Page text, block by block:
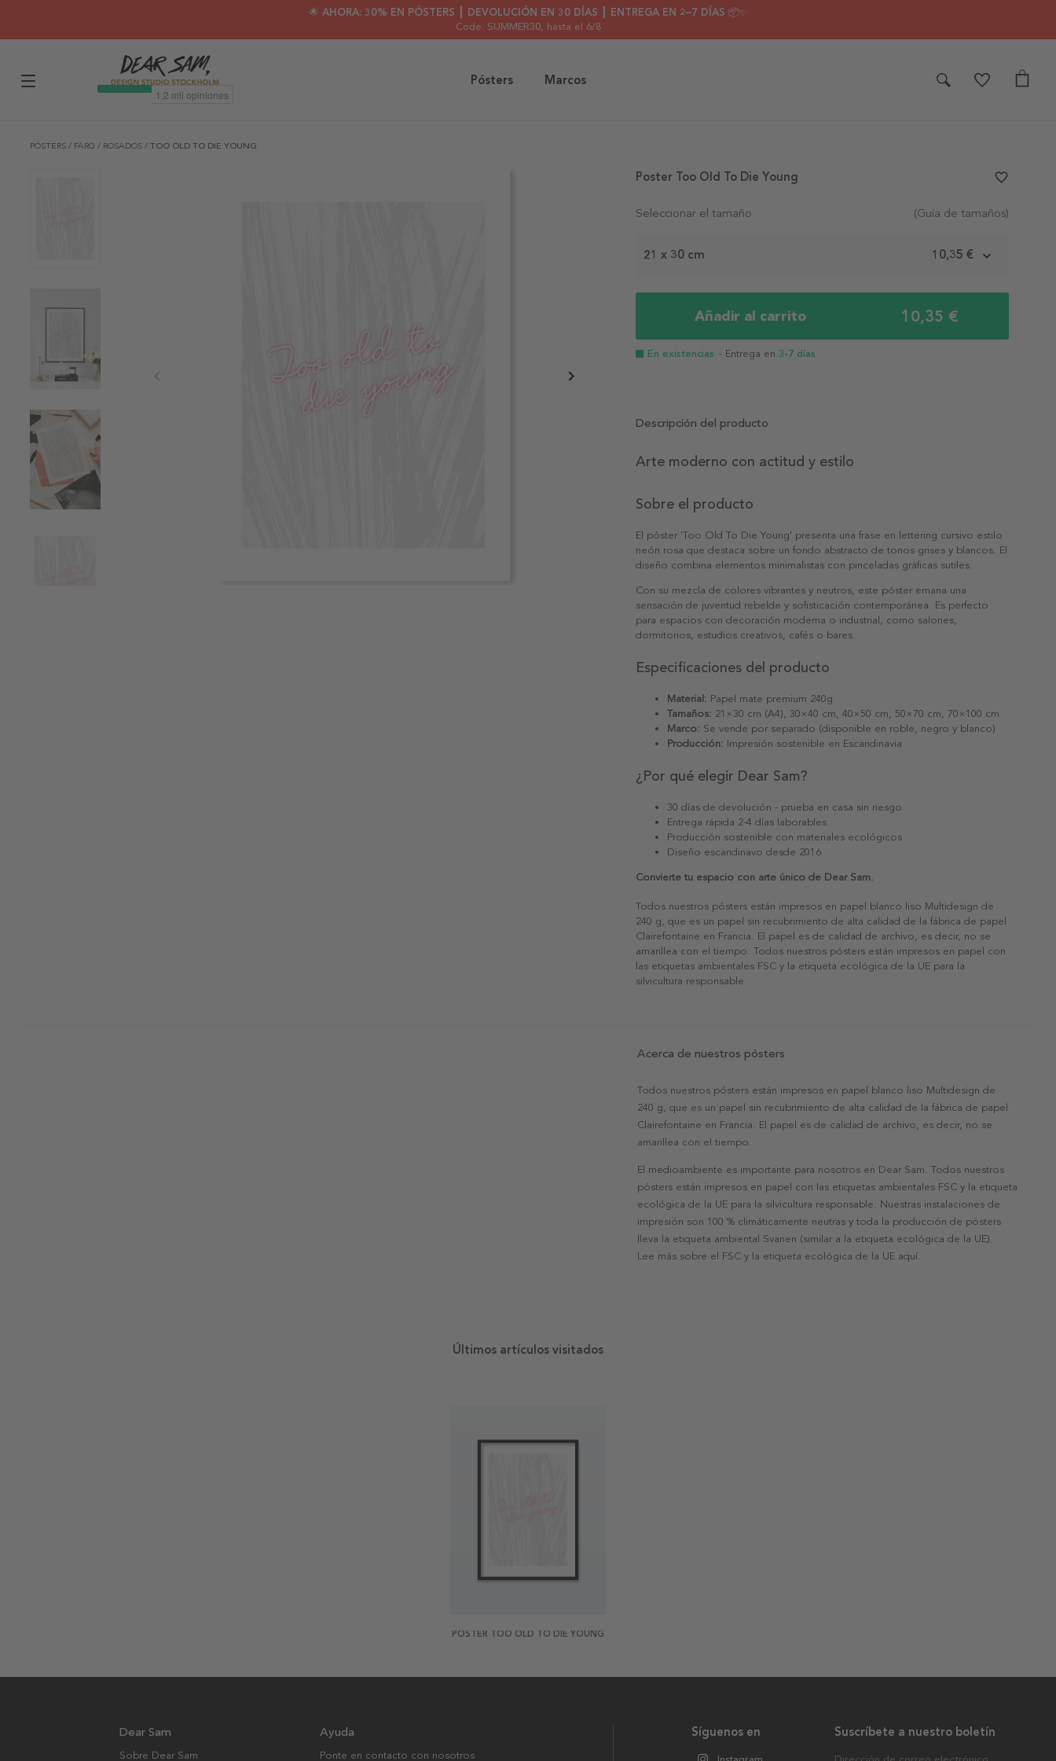
🌟 AHORA: 30% EN PÓSTERS ┃ DEVOLUCIÓN EN 30 DÍAS ┃ ENTREGA EN 2–7 DÍAS 📦✨
Code: SUMMER30, hasta el 6/8
Pósters Marcos
PÓSTERS / FÄRG / ROSADOS / TOO OLD TO DIE YOUNG
Seleccionar el tamaño (Guía de tamaños)
21 x 30 cm 10,35 €
Añadir al carrito 10,35 €
En existencias - Entrega en 3-7 días
Poster Too Old To Die Young favorite_border
Descripción del producto
Arte moderno con actitud y estilo
Sobre el producto
El póster 'Too Old To Die Young' presenta una frase en lettering cursivo estilo
neón rosa que destaca sobre un fondo abstracto de tonos grises y blancos. El
diseño combina elementos minimalistas con pinceladas gráficas sutiles.
Con su mezcla de colores vibrantes y neutros, este póster emana una
sensación de juventud rebelde y sofisticación contemporánea. Es perfecto
para espacios con decoración moderna o industrial, como salones,
dormitorios, estudios creativos, cafés o bares.
Especificaciones del producto
Material: Papel mate premium 240g
Tamaños: 21×30 cm (A4), 30×40 cm, 40×50 cm, 50×70 cm, 70×100 cm
Marco: Se vende por separado (disponible en roble, negro y blanco)
Producción: Impresión sostenible en Escandinavia
¿Por qué elegir Dear Sam?
30 días de devolución - prueba en casa sin riesgo
Entrega rápida 2-4 días laborables
Producción sostenible con materiales ecológicos
Diseño escandinavo desde 2016
Convierte tu espacio con arte único de Dear Sam.
Todos nuestros pósters están impresos en papel blanco liso Multidesign de
240 g, que es un papel sin recubrimiento de alta calidad de la fábrica de papel
Clairefontaine en Francia. El papel es de calidad de archivo, es decir, no se
amarillea con el tiempo. Todos nuestros pósters están impresos en papel con
las etiquetas ambientales FSC y la etiqueta ecológica de la UE para la
silvicultura responsable.
Acerca de nuestros pósters
Todos nuestros pósters están impresos en papel blanco liso Multidesign de
240 g, que es un papel sin recubrimiento de alta calidad de la fábrica de papel
Clairefontaine en Francia. El papel es de calidad de archivo, es decir, no se
amarillea con el tiempo.
El medioambiente es importante para nosotros en Dear Sam. Todos nuestros
pósters están impresos en papel con las etiquetas ambientales FSC y la etiqueta
ecológica de la UE para la silvicultura responsable. Nuestras instalaciones de
impresión son 100 % climáticamente neutras y toda la producción de pósters
lleva la etiqueta ambiental Svanen (similar a la etiqueta ecológica de la UE).
Lee más sobre el FSC y la etiqueta ecológica de la UE aquí.
Últimos artículos visitados
POSTER TOO OLD TO DIE YOUNG
Suscríbete a nuestro boletín
Síguenos en
Instagram
Dear Sam
Sobre Dear Sam
Ayuda
Ponte en contacto con nosotros